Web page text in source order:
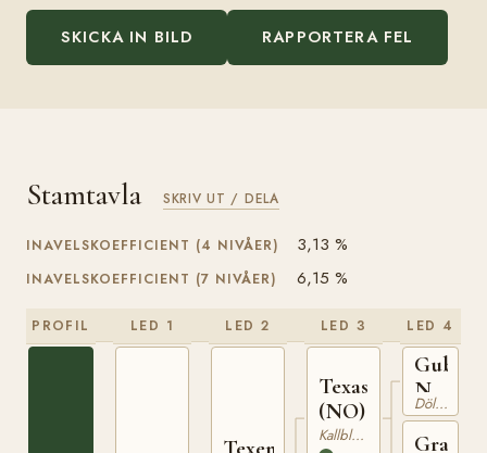
SKICKA IN BILD RAPPORTERA FEL
Stamtavla SKRIV UT / DELA
INAVELSKOEFFICIENT (4 NIVÅER) 3,13 %
INAVELSKOEFFICIENT (7 NIVÅER) 6,15 %
PROFIL LED 1 LED 2 LED 3
Texas
(NO)
Kallblodig Travare
LED 4
Gubben
N
692
Dölehäst